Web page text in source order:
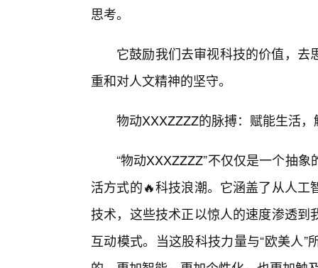
思考。
它鼓励我们去审视科技的价值，
重和对人文精神的坚守。
物动XXXZZZZ的脉搏：赋能生活
“物动XXXZZZZ”不仅仅是一个抽
活方式的🔥科技浪潮。它涵盖了从人
技术，这些技术正以惊人的速度渗透
互动模式。当这股科技力量与“欧美人